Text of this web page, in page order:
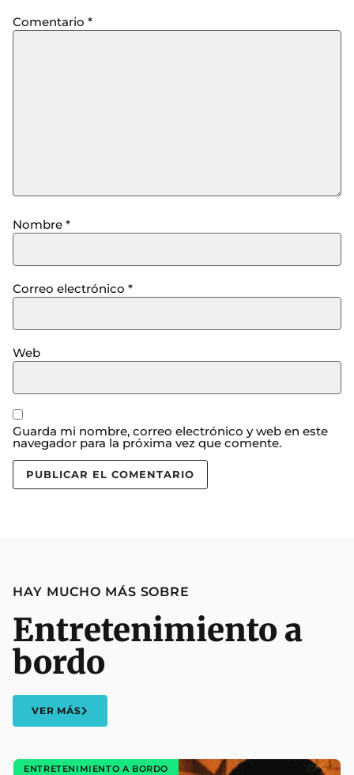
Comentario *
Nombre *
Correo electrónico *
Web
Guarda mi nombre, correo electrónico y web en este
navegador para la próxima vez que comente.
HAY MUCHO MÁS SOBRE
Entretenimiento a
bordo
VER MÁS
ENTRETENIMIENTO A BORDO